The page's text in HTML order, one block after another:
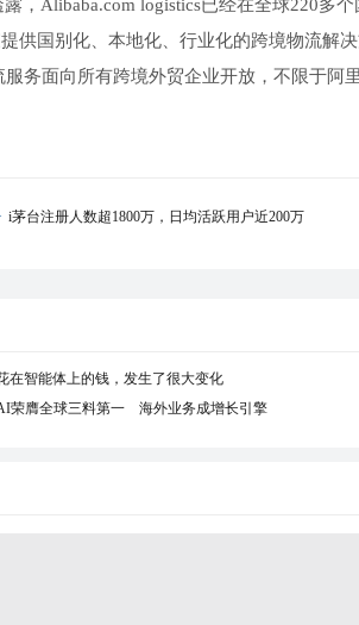
，Alibaba.com logistics已经在全球220多
供国别化、本地化、行业化的跨境物流解决
务面向所有跨境外贸企业开放，不限于阿
i茅台注册人数超1800万，日均活跃用户近200万
在智能体上的钱，发生了很大变化
荣膺全球三料第一 海外业务成增长引擎